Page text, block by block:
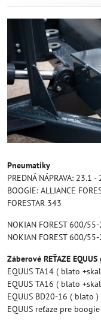
Pneumatiky
PREDNÁ NÁPRAVA: 23.1
BOOGIE: ALLIANCE
FORESTAR 343
NOKIAN FOREST 600/55-
NOKIAN FOREST 600/
Záberové REŤAZE
EQUUS TA14 ( blato
EQUUS TA16 ( blato
EQUUS BD20-16 ( blato
EQUUS reťaze pre boogie